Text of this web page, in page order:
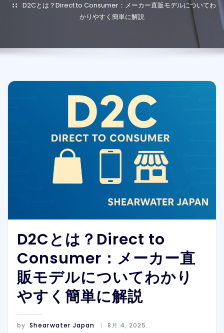
D2Cとは？Direct to Consumer：メーカー直販モデルについてわ
かりやすく簡単に解説
D2Cとは？Direct to
Consumer：メーカー直
販モデルについてわかり
やすく簡単に解説
by Shearwater Japan 8月 4, 2025